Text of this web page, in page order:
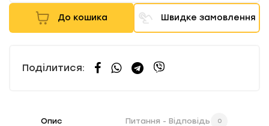
До кошика Швидке замовлення
Поділитися:
Опис Питання - Відповідь 0